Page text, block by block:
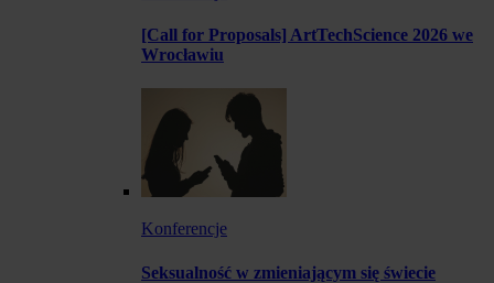
[Call for Proposals] ArtTechScience 2026 we
Wrocławiu
Konferencje
Seksualność w zmieniającym się świecie